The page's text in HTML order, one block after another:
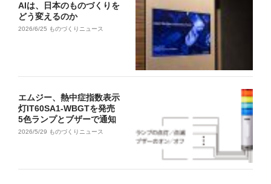
AIは、日本のものづくりを
どう変えるのか
2026/6/25 ものづくりニュース
エムジー、熱中症指数表示
灯IT60SA1-WBGTを発売
5色ランプとブザーで通知
2026/5/29 ものづくりニュース